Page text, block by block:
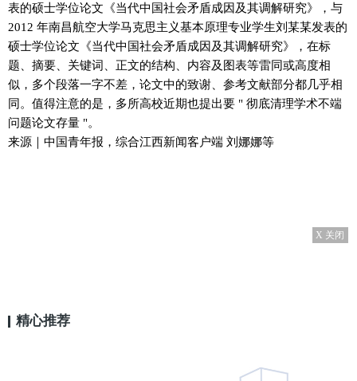
表的硕士学位论文《当代中国社会矛盾成因及其调解研究》，与
2012 年南昌航空大学马克思主义基本原理专业学生刘某某发表的
硕士学位论文《当代中国社会矛盾成因及其调解研究》，在标
题、摘要、关键词、正文的结构、内容及图表等雷同或高度相
似，多个段落一字不差，论文中的致谢、参考文献部分都几乎相
同。值得注意的是，多所高校近期也提出要 " 彻底清理学术不端
问题论文存量 "。
来源｜中国青年报，综合江西新闻客户端 刘娜娜等
X 关闭
精心推荐